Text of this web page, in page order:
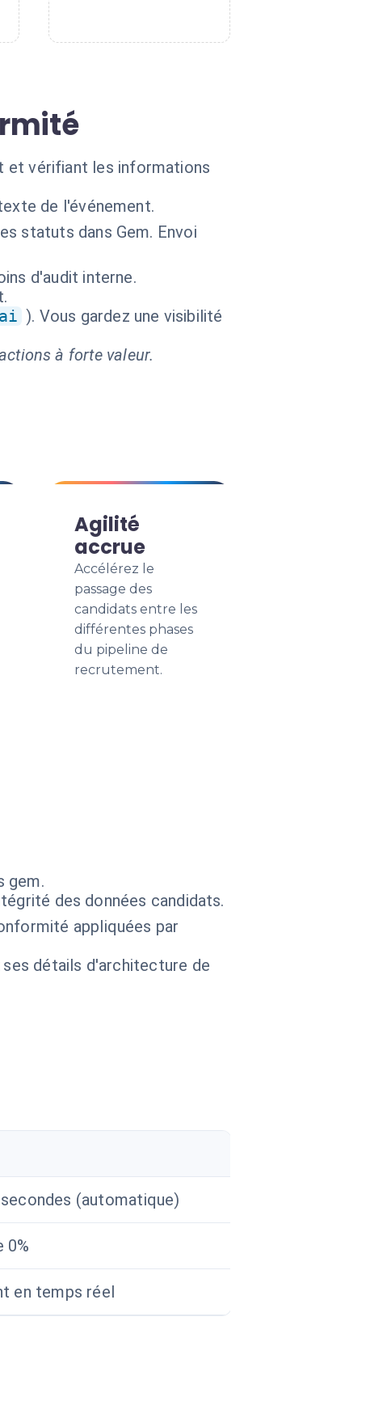
et vérifiant les informations
de l'événement.
statuts dans Gem. Envoi
d'audit interne.
). Vous gardez une visibilité
à forte valeur.
Agilité
accrue
Accélérez le
passage des
candidats entre les
différentes phases
du pipeline de
recrutement.
gem.
des données candidats.
appliquées par
détails d'architecture de
(automatique)
0%
en temps réel